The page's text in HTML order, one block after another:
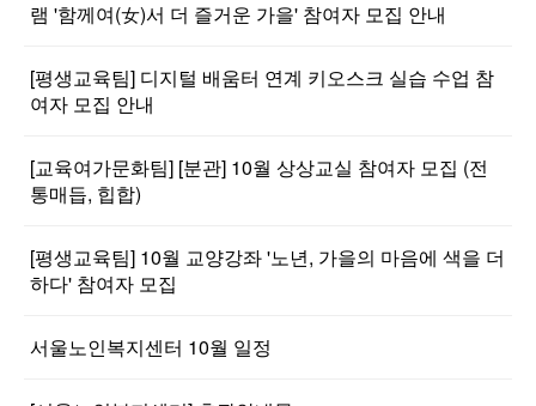
램 '함께여(女)서 더 즐거운 가을' 참여자 모집 안내
[평생교육팀] 디지털 배움터 연계 키오스크 실습 수업 참
여자 모집 안내
[교육여가문화팀] [분관] 10월 상상교실 참여자 모집 (전
통매듭, 힙합)
[평생교육팀] 10월 교양강좌 '노년, 가을의 마음에 색을 더
하다' 참여자 모집
서울노인복지센터 10월 일정